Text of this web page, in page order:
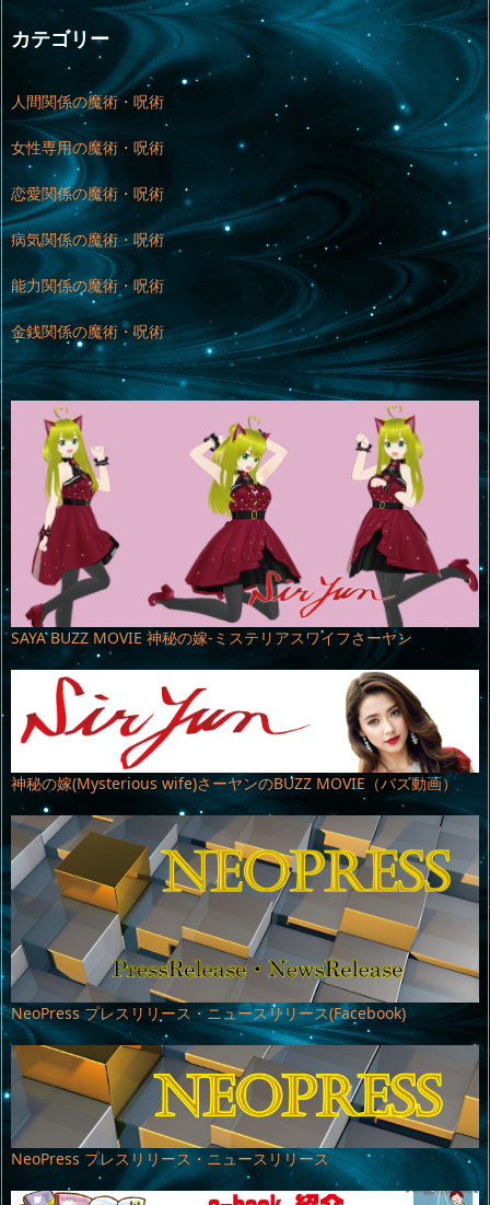
カテゴリー
人間関係の魔術・呪術
女性専用の魔術・呪術
恋愛関係の魔術・呪術
病気関係の魔術・呪術
能力関係の魔術・呪術
金銭関係の魔術・呪術
SAYA BUZZ MOVIE 神秘の嫁-ミステリアスワイフさーヤン
神秘の嫁(Mysterious wife)さーヤンのBUZZ MOVIE（バズ動画）
NeoPress プレスリリース・ニュースリリース(Facebook)
NeoPress プレスリリース・ニュースリリース